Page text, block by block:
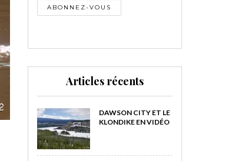
Articles récents
DAWSON CITY ET LE
KLONDIKE EN VIDÉO